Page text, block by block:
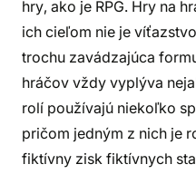
hry, ako je RPG. Hry na
ich cieľom nie je
trochu zavádzajúca
hráčov vždy vyplýva
rolí používajú niekoľko
pričom jedným z nich je
fiktívny zisk fiktívnych